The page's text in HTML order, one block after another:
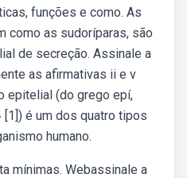
funções e como. As
como as sudoríparas, são
de secreção. Assinale a
as afirmativas ii e v
epitelial (do grego epí,
[1]) é um dos quatro tipos
humano.
mínimas. Webassinale a